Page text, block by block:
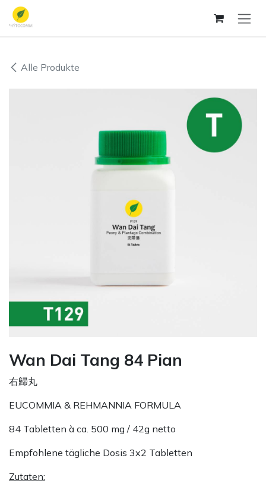
Zum Inhalt springen
Alle Produkte
Wan Dai Tang 84 Pian
右歸丸
EUCOMMIA & REHMANNIA FORMULA
84 Tabletten à ca. 500 mg / 42g netto
Empfohlene tägliche Dosis 3x2 Tabletten
Zutaten: